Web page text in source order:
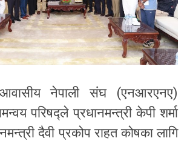
नेपाली संघ (एनआरएनए)
परिषद्ले प्रधानमन्त्री केपी शर्मा
दैवी प्रकोप राहत कोषका लागि